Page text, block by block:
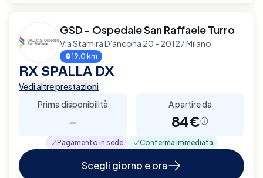
GSD - Ospedale San Raffaele Turro
Via Stamira D'ancona 20 - 20127 Milano
19.0 km
RX SPALLA DX
Vedi altre prestazioni
Prima disponibilità
-
A partire da
84€
Pagamento in sede Conferma immediata
Scegli giorno e ora